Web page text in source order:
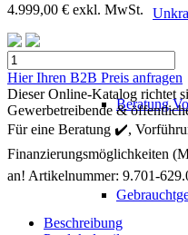
Beratung
4.999,00 € exkl. MwSt.
Kärcher
Wasserspender
WPD
200
Advanced
Standgerät
Menge
Hier Ihren B2B Preis anfragen
Dieser Online-Katalog richtet
Gewerbetreibende &
Für eine Beratung ✔️,
Finanzierungsmöglichkeiten
an! Artikelnummer: 9.701-
Beschreibung